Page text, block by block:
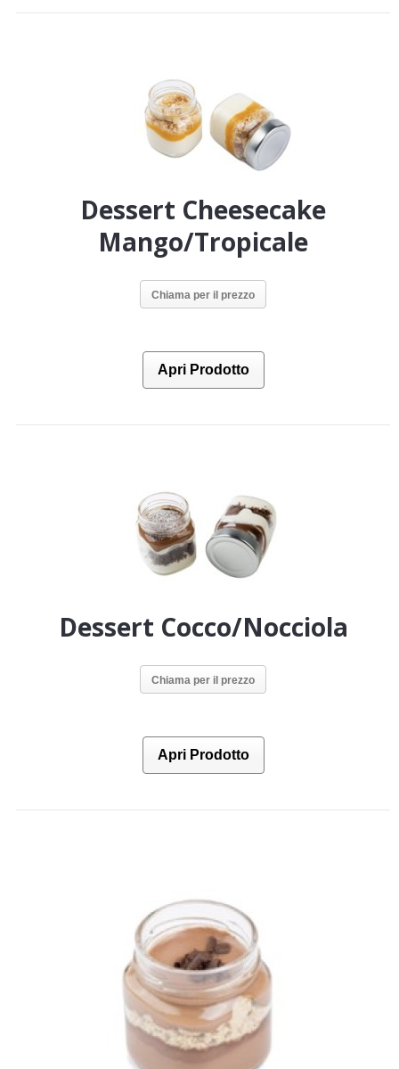
Dessert Cheesecake
Mango/Tropicale
Chiama per il prezzo
Apri Prodotto
Dessert Cocco/Nocciola
Chiama per il prezzo
Apri Prodotto